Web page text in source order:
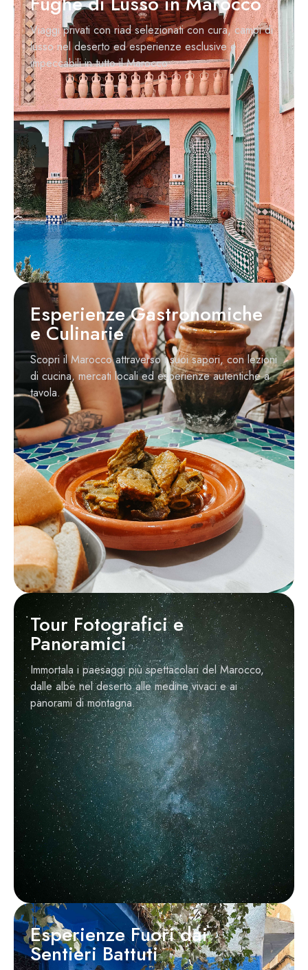
Viaggi privati con riad selezionati con cura, campi di
lusso nel deserto ed esperienze esclusive e
impeccabili in tutto il Marocco.
Esperienze Gastronomiche
e Culinarie
Scopri il Marocco attraverso i suoi sapori, con lezioni
di cucina, mercati locali ed esperienze autentiche a
tavola.
Tour Fotografici e
Panoramici
Immortala i paesaggi più spettacolari del Marocco,
dalle albe nel deserto alle medine vivaci e ai
panorami di montagna.
Esperienze Fuori dai
Sentieri Battuti